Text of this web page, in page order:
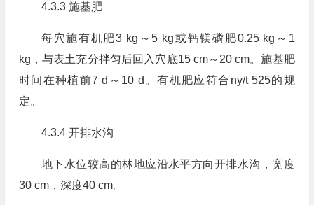
4.3.3 施基肥
每穴施有机肥3 kg～5 kg或钙镁磷肥0.25 kg～1
kg，与表土充分拌匀后回入穴底15 cm～20 cm。施基肥
时间在种植前7 d～10 d。有机肥应符合ny/t 525的规
定。
4.3.4 开排水沟
地下水位较高的林地应沿水平方向开排水沟，宽度
30 cm，深度40 cm。